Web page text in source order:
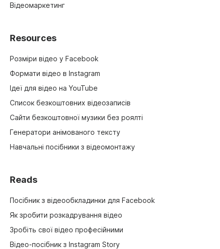
Відеомаркетинг
Resources
Розміри відео у Facebook
Формати відео в Instagram
Ідеї для відео на YouTube
Список безкоштовних відеозаписів
Сайти безкоштовної музики без роялті
Генератори анімованого тексту
Навчальні посібники з відеомонтажу
Reads
Посібник з відеообкладинки для Facebook
Як зробити розкадрування відео
Зробіть свої відео професійними
Відео-посібник з Instagram Story